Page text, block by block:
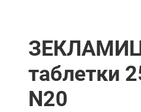
таблетки
N20